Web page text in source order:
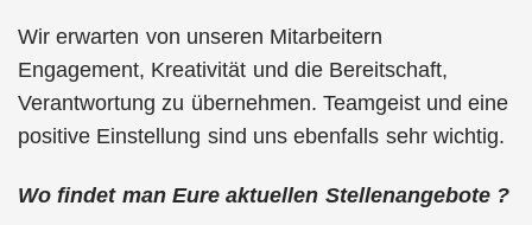
Wir erwarten von unseren Mitarbeitern
Engagement, Kreativität und die Bereitschaft,
Verantwortung zu übernehmen. Teamgeist und eine
positive Einstellung sind uns ebenfalls sehr wichtig.
Wo findet man Eure aktuellen Stellenangebote ?